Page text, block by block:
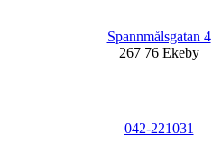
Spannmålsgatan 4
267 76 Ekeby
042-221031